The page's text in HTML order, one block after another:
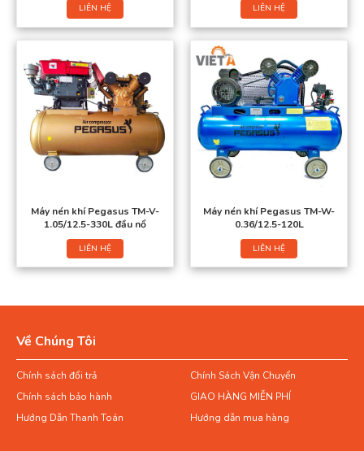
LIÊN HỆ LIÊN HỆ
Máy nén khí Pegasus TM-V-
1.05/12.5-330L đầu nổ
LIÊN HỆ
Máy nén khí Pegasus TM-W-
0.36/12.5-120L
LIÊN HỆ
Về Chúng Tôi
Chính sách đổi trả
Chính Sách Vận Chuyển
Chính sách bảo hành
GIAO HÀNG MIỄN PHÍ
Hướng Dẫn Thanh Toán
Hướng dẫn mua hàng